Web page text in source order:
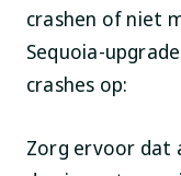
crashen of niet
Sequoia-
crashes op:
Zorg ervoor dat